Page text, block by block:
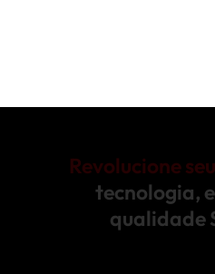
Revolucione
tecnologia,
qualidade